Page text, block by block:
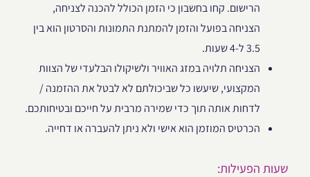
הרישום. קחו בחשבון כי הזמן הכולל להכנה לצניחה,
הצניחה בפועל והזמן להמתנת התמונות והסרטון הוא בין
3.5 ל-4 שעות.
הצניחה תלויה במזג האוויר ולשיקולו הבלעדי של הצוות
המקצועי, שיעשו כל שביכולתם לא לבטל את ההזמנה /
לדחות אותה תוך כדי שמירה מרבית על חייכם ובטיחותכם.
הכרטיס המוזמן הוא אישי ולא ניתן להעברה או דחייה.
שעות הפעילות: